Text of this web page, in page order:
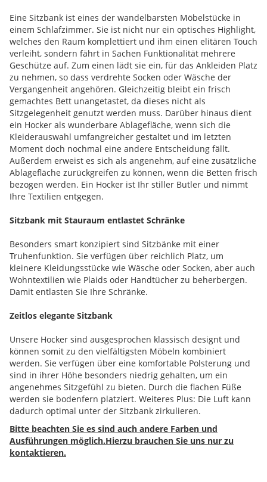
Eine Sitzbank ist eines der wandelbarsten Möbelstücke in
einem Schlafzimmer. Sie ist nicht nur ein optisches Highlight,
welches den Raum komplettiert und ihm einen elitären Touch
verleiht, sondern fährt in Sachen Funktionalität mehrere
Geschütze auf. Zum einen lädt sie ein, für das Ankleiden Platz
zu nehmen, so dass verdrehte Socken oder Wäsche der
Vergangenheit angehören. Gleichzeitig bleibt ein frisch
gemachtes Bett unangetastet, da dieses nicht als
Sitzgelegenheit genutzt werden muss. Darüber hinaus dient
ein Hocker als wunderbare Ablagefläche, wenn sich die
Kleiderauswahl umfangreicher gestaltet und im letzten
Moment doch nochmal eine andere Entscheidung fällt.
Außerdem erweist es sich als angenehm, auf eine zusätzliche
Ablagefläche zurückgreifen zu können, wenn die Betten frisch
bezogen werden. Ein Hocker ist Ihr stiller Butler und nimmt
Ihre Textilien entgegen.
Sitzbank mit Stauraum entlastet Schränke
Besonders smart konzipiert sind Sitzbänke mit einer
Truhenfunktion. Sie verfügen über reichlich Platz, um
kleinere Kleidungsstücke wie Wäsche oder Socken, aber auch
Wohntextilien wie Plaids oder Handtücher zu beherbergen.
Damit entlasten Sie Ihre Schränke.
Zeitlos elegante Sitzbank
Unsere Hocker sind ausgesprochen klassisch designt und
können somit zu den vielfältigsten Möbeln kombiniert
werden. Sie verfügen über eine komfortable Polsterung und
sind in ihrer Höhe besonders niedrig gehalten, um ein
angenehmes Sitzgefühl zu bieten. Durch die flachen Füße
werden sie bodenfern platziert. Weiteres Plus: Die Luft kann
dadurch optimal unter der Sitzbank zirkulieren.
Bitte beachten Sie es sind auch andere Farben und
Ausführungen möglich.Hierzu brauchen Sie uns nur zu
kontaktieren.